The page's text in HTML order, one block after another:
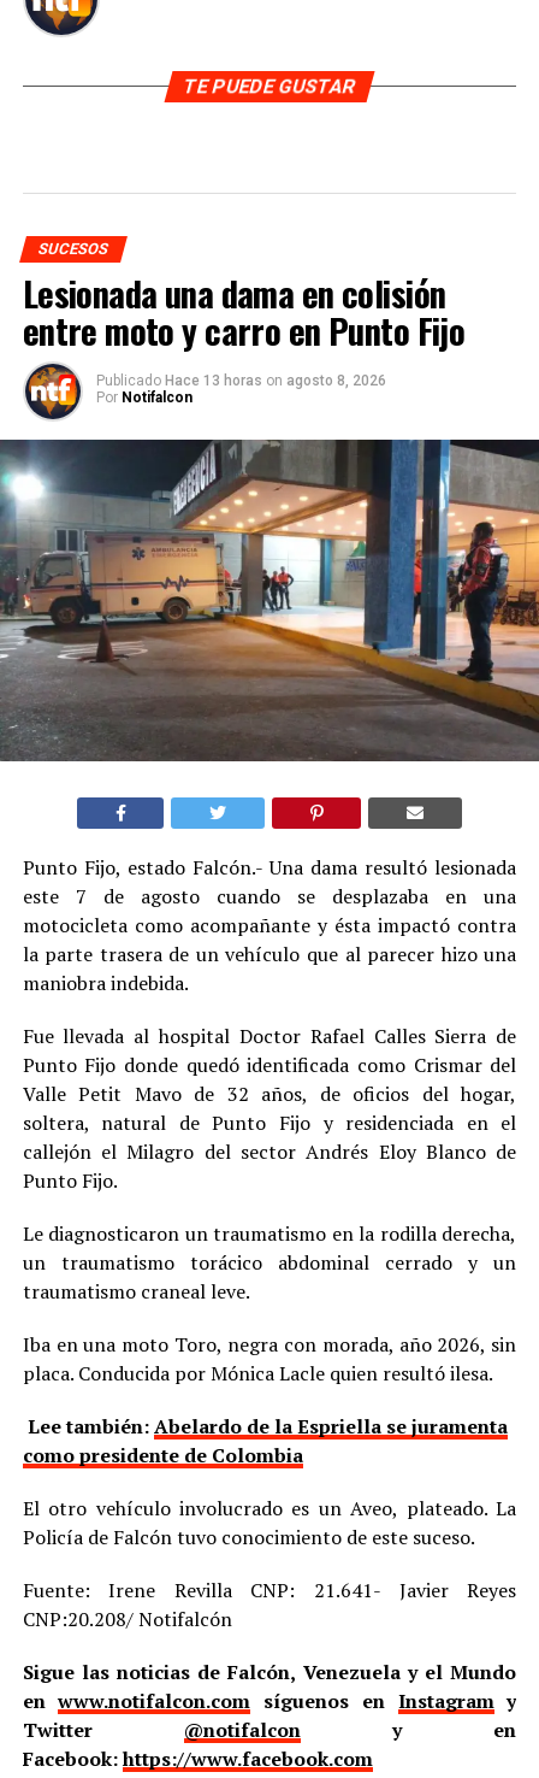
TE PUEDE GUSTAR
SUCESOS
Lesionada una dama en colisión
entre moto y carro en Punto Fijo
Publicado Hace 13 horas on agosto 8, 2026
Por Notifalcon
Punto Fijo, estado Falcón.- Una dama resultó lesionada
este 7 de agosto cuando se desplazaba en una
motocicleta como acompañante y ésta impactó contra
la parte trasera de un vehículo que al parecer hizo una
maniobra indebida.
Fue llevada al hospital Doctor Rafael Calles Sierra de
Punto Fijo donde quedó identificada como Crismar del
Valle Petit Mavo de 32 años, de oficios del hogar,
soltera, natural de Punto Fijo y residenciada en el
callejón el Milagro del sector Andrés Eloy Blanco de
Punto Fijo.
Le diagnosticaron un traumatismo en la rodilla derecha,
un traumatismo torácico abdominal cerrado y un
traumatismo craneal leve.
Iba en una moto Toro, negra con morada, año 2026, sin
placa. Conducida por Mónica Lacle quien resultó ilesa.
Lee también:Abelardo de la Espriella se juramenta
como presidente de Colombia
El otro vehículo involucrado es un Aveo, plateado. La
Policía de Falcón tuvo conocimiento de este suceso.
Fuente: Irene Revilla CNP: 21.641- Javier Reyes
CNP:20.208/ Notifalcón
Sigue las noticias de Falcón, Venezuela y el Mundo
enwww.notifalcon.com síguenos en Instagramy
Twitter @notifalcony en
Facebook:https://www.facebook.com